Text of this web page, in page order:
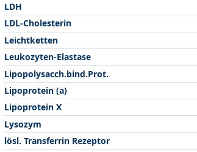
LDH
LDL-Cholesterin
Leichtketten
Leukozyten-Elastase
Lipopolysacch.bind.Prot.
Lipoprotein (a)
Lipoprotein X
Lysozym
lösl. Transferrin Rezeptor